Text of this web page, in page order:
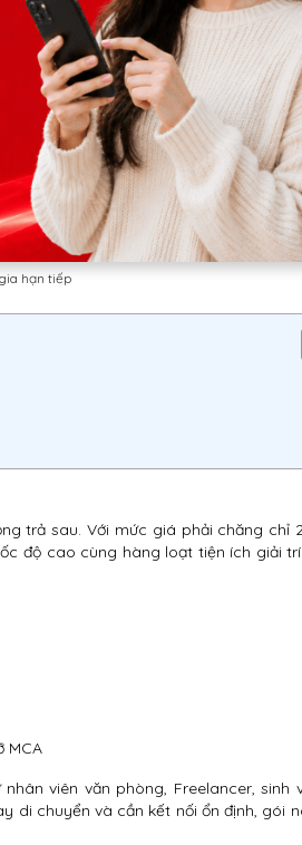
hạn tiếp
trả sau. Với mức giá phải chăng chỉ
độ cao cùng hàng loạt tiện ích giải
MCA
viên văn phòng, Freelancer, sinh
di chuyển và cần kết nối ổn định, gói